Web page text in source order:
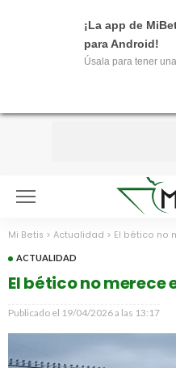
¡La app de
para Android!
Úsala para tener
Mi Betis > Actualidad > El bético no
ACTUALIDAD
El bético no merece
Publicado el 19/04/2026 a las 13:17